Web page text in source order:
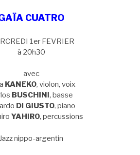
CUATRO
1er FEVRIER
à 20h30
avec
KANEKO, violon, voix
BUSCHINI , basse
DI GIUSTO, piano
YAHIRO, percussions
Jazz nippo-argentin